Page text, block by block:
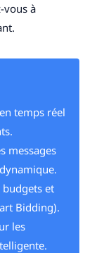
vous à
temps réel
messages
et
Bidding).
les